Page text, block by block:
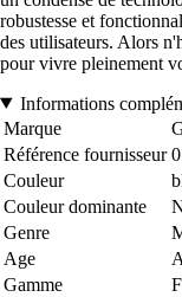
robustesse et
des utilisateurs. Alors
pour vivre pleinement
Informations
Marque
Référence fournisseur
Couleur
Couleur dominante
Genre
Age
Gamme